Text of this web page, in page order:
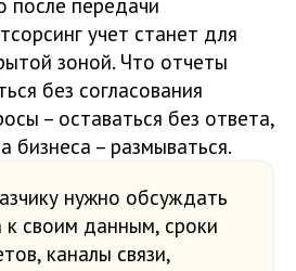
учет станет для
зоной. Что отчеты
без согласования
– оставаться без ответа,
бизнеса – размываться.
нужно обсуждать
к своим данным, сроки
каналы связи,